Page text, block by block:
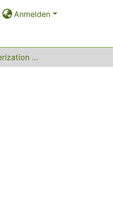
Anmelden
Failure Characterization of Laser Welds and Spot Welds under Combined Loading Conditions